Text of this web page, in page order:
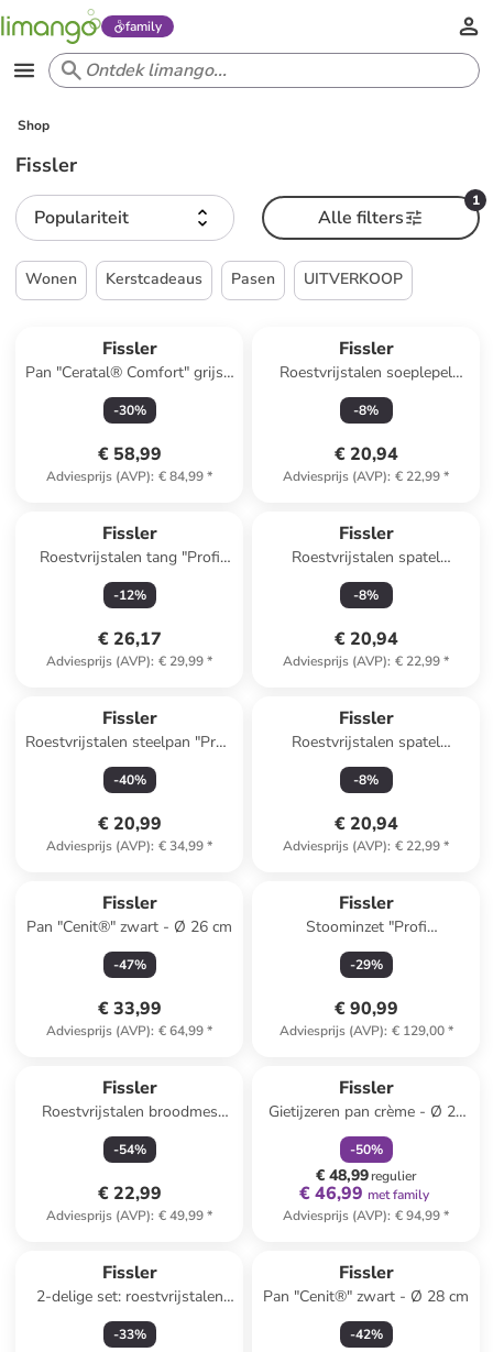
family
Shop
Fissler
Populariteit
1
Alle filters
Wonen Kerstcadeaus Pasen UITVERKOOP
Fissler
Pan "Ceratal® Comfort" grijs -
Ø 20 cm
-30%
€ 58,99
Adviesprijs (AVP): € 84,99*
Fissler
Roestvrijstalen soeplepel
"Essential" zwart/zilverkleurig
-8%
€ 20,94
Adviesprijs (AVP): € 22,99*
Fissler
Roestvrijstalen tang "Profi
Collection®"
zwart/zilverkleurig
-12%
€ 26,17
Adviesprijs (AVP): € 29,99*
Fissler
Roestvrijstalen spatel
"Essential" zwart/zilverkleurig
-8%
€ 20,94
Adviesprijs (AVP): € 22,99*
Fissler
Roestvrijstalen steelpan "Profi
Collection®" - Ø 12 cm
-40%
€ 20,99
Adviesprijs (AVP): € 34,99*
Fissler
Roestvrijstalen spatel
"Essential" zwart/zilverkleurig
-8%
€ 20,94
Adviesprijs (AVP): € 22,99*
Fissler
Pan "Cenit®" zwart - Ø 26 cm
-47%
€ 33,99
Adviesprijs (AVP): € 64,99*
Fissler
Stoominzet "Profi
Collection®" zilverkleurig - Ø
24 cm
-29%
€ 90,99
Adviesprijs (AVP): € 129,00*
Fissler
Roestvrijstalen broodmes
"Essential"
-54%
€ 22,99
Adviesprijs (AVP): € 49,99*
Fissler
Gietijzeren pan crème - Ø 23
cm
-50%
€ 48,99regulier
€ 46,99 met family
Adviesprijs (AVP): € 94,99*
Fissler
2-delige set: roestvrijstalen
wokpan met deksel
"Kumming" - Ø 36 cm
-33%
Fissler
Pan "Cenit®" zwart - Ø 28 cm
-42%